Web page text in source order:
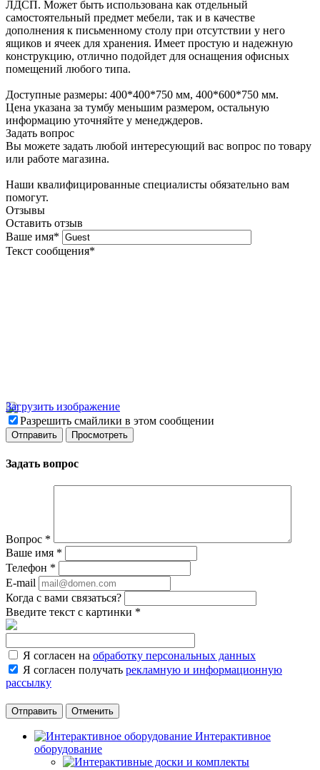
ЛДСП. Может быть использована как отдельный
самостоятельный предмет мебели, так и в качестве
дополнения к письменному столу при отсутствии у него
ящиков и ячеек для хранения. Имеет простую и надежную
конструкцию, отлично подойдет для оснащения офисных
помещений любого типа.
Доступные размеры: 400*400*750 мм, 400*600*750 мм.
Цена указана за тумбу меньшим размером, остальную
информацию уточняйте у менедждеров.
Задать вопрос
Вы можете задать любой интересующий вас вопрос по товару
или работе магазина.
Наши квалифицированные специалисты обязательно вам
помогут.
Отзывы
Оставить отзыв
Ваше имя*
Текст сообщения*
Загрузить изображение
Разрешить смайлики в этом сообщении
Задать вопрос
Вопрос *
Ваше имя *
Телефон *
E-mail
Когда с вами связаться?
Введите текст с картинки *
Я согласен на обработку персональных данных
Я согласен получать рекламную и информационную
рассылку
Отменить
Интерактивное
оборудование